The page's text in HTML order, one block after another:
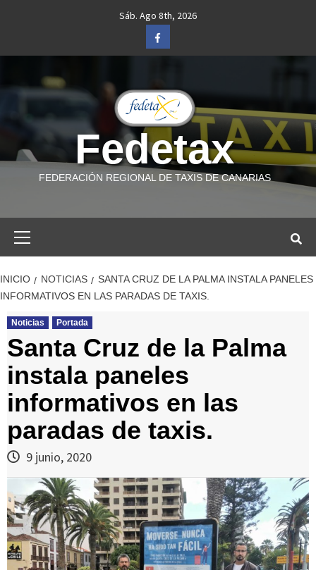
Sáb. Ago 8th, 2026
Facebook
Fedetax
FEDERACIÓN REGIONAL DE TAXIS DE CANARIAS
INICIO NOTICIAS
SANTA CRUZ DE LA PALMA INSTALA PANELES
INFORMATIVOS EN LAS PARADAS DE TAXIS.
Noticias Portada
Santa Cruz de la Palma
instala paneles
informativos en las
paradas de taxis.
9 junio, 2020